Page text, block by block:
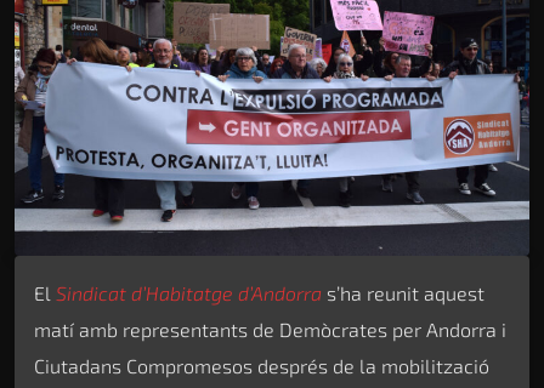
El Sindicat d’Habitatge d’Andorra s’ha reunit aquest
matí amb representants de Demòcrates per Andorra i
Ciutadans Compromesos després de la mobilització